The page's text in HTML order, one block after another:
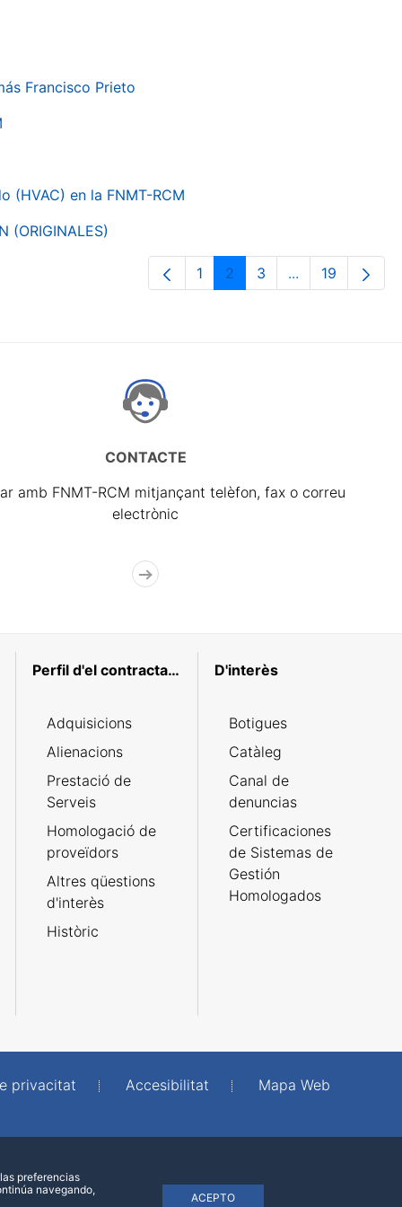
Francisco Prieto
(HVAC) en la FNMT-RCM
Pàgina
1 Pàgina
2 Pàgina
3 ...PàginesPàgina
19
CONTACTE
amb FNMT-RCM mitjançant telèfon, fax o correu
electrònic
Perfil d'el contractant
Adquisicions
Alienacions
Prestació de
Serveis
Homologació de
proveïdors
Altres qüestions
d'interès
Històric
D'interès
Botigues
Catàleg
Canal de
denuncias
Certificaciones
de Sistemas de
Gestión
Homologados
privacitat Accesibilitat
Mapa Web
preferencias
navegando,
ACEPTO